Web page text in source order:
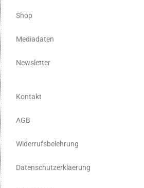
Shop
Mediadaten
Newsletter
Kontakt
AGB
Widerrufsbelehrung
Datenschutzerklaerung